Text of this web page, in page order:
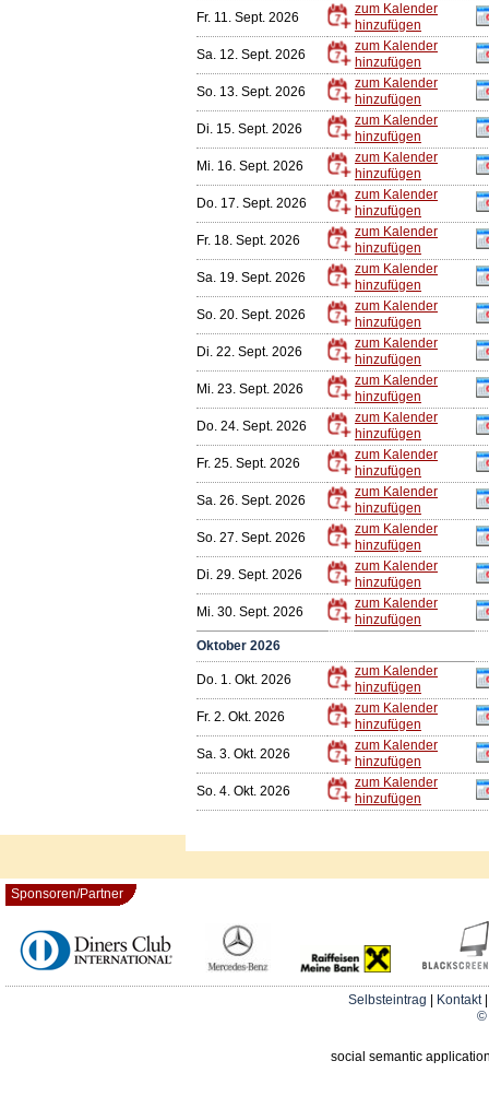
Fr. 11. Sept. 2026
zum Kalender
hinzufügen
Sa. 12. Sept. 2026
zum Kalender
hinzufügen
So. 13. Sept. 2026
zum Kalender
hinzufügen
Di. 15. Sept. 2026
zum Kalender
hinzufügen
Mi. 16. Sept. 2026
zum Kalender
hinzufügen
Do. 17. Sept. 2026
zum Kalender
hinzufügen
Fr. 18. Sept. 2026
zum Kalender
hinzufügen
Sa. 19. Sept. 2026
zum Kalender
hinzufügen
So. 20. Sept. 2026
zum Kalender
hinzufügen
Di. 22. Sept. 2026
zum Kalender
hinzufügen
Mi. 23. Sept. 2026
zum Kalender
hinzufügen
Do. 24. Sept. 2026
zum Kalender
hinzufügen
Fr. 25. Sept. 2026
zum Kalender
hinzufügen
Sa. 26. Sept. 2026
zum Kalender
hinzufügen
So. 27. Sept. 2026
zum Kalender
hinzufügen
Di. 29. Sept. 2026
zum Kalender
hinzufügen
Mi. 30. Sept. 2026
zum Kalender
hinzufügen
Oktober 2026
Do. 1. Okt. 2026
zum Kalender
hinzufügen
Fr. 2. Okt. 2026
zum Kalender
hinzufügen
Sa. 3. Okt. 2026
zum Kalender
hinzufügen
So. 4. Okt. 2026
zum Kalender
hinzufügen
Sponsoren/Partner
Selbsteintrag Kontakt
©
social semantic